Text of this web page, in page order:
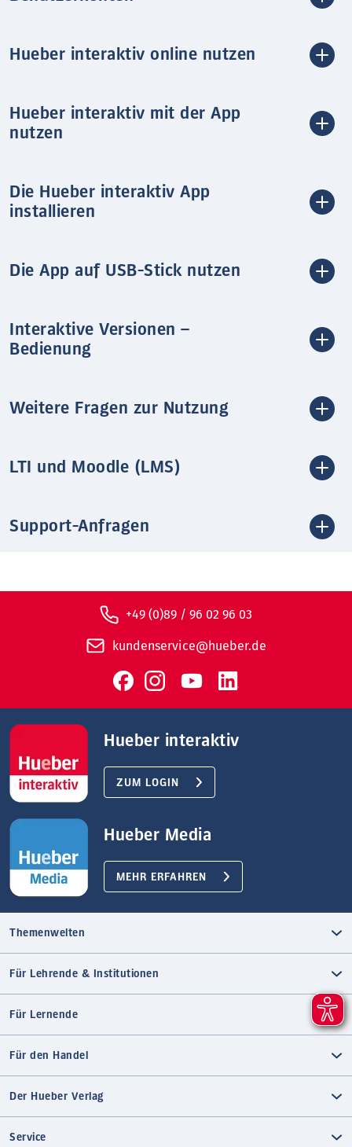
Hueber interaktiv online nutzen
Hueber interaktiv mit der App
nutzen
Die Hueber interaktiv App
installieren
Die App auf USB-Stick nutzen
Interaktive Versionen –
Bedienung
Weitere Fragen zur Nutzung
LTI und Moodle (LMS)
Support-Anfragen
+49 (0)89 / 96 02 96 03
kundenservice@hueber.de
Hueber interaktiv
ZUM LOGIN
Hueber Media
MEHR ERFAHREN
Themenwelten
Für Lehrende & Institutionen
Für Lernende
Für den Handel
Der Hueber Verlag
Service